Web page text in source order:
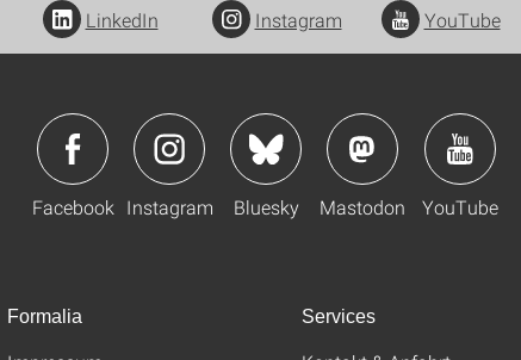
LinkedIn Instagram YouTube
Facebook Instagram Bluesky Mastodon YouTube
Formalia Services